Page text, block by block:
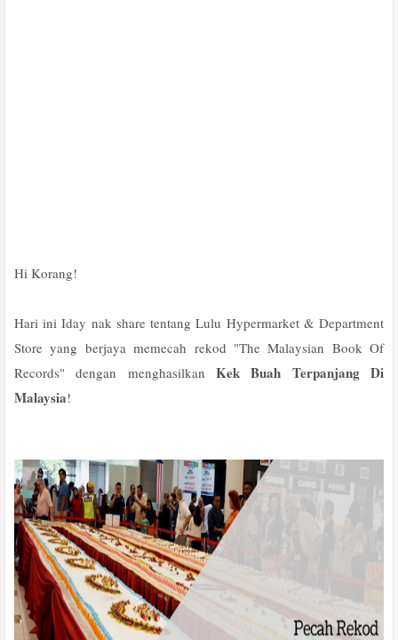
Hi Korang!
Hari ini Iday nak share tentang Lulu Hypermarket & Department
Store yang berjaya memecah rekod "The Malaysian Book Of
Records" dengan menghasilkan Kek Buah Terpanjang Di
Malaysia!